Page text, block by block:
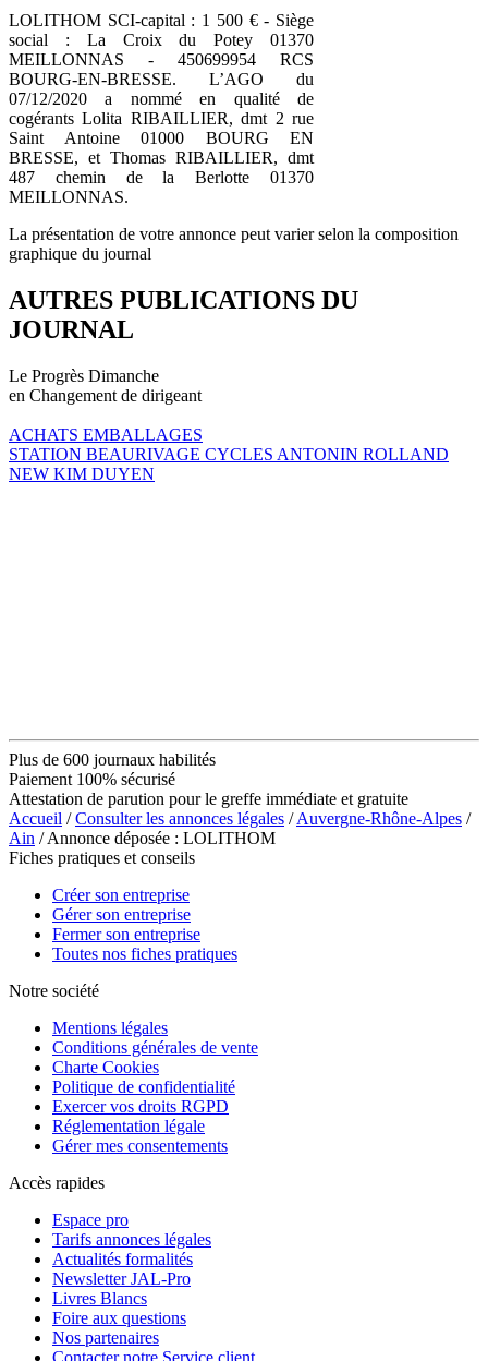
LOLITHOM SCI-capital : 1 500 € - Siège
social : La Croix du Potey 01370
MEILLONNAS - 450699954 RCS
BOURG-EN-BRESSE. L’AGO du
07/12/2020 a nommé en qualité de
cogérants Lolita RIBAILLIER, dmt 2 rue
Saint Antoine 01000 BOURG EN
BRESSE, et Thomas RIBAILLIER, dmt
487 chemin de la Berlotte 01370
MEILLONNAS.
La présentation de votre annonce peut varier selon la composition
graphique du journal
AUTRES PUBLICATIONS DU
JOURNAL
Le Progrès Dimanche
en Changement de dirigeant
ACHATS EMBALLAGES
STATION BEAURIVAGE CYCLES ANTONIN ROLLAND
NEW KIM DUYEN
Plus de 600 journaux habilités
Paiement 100% sécurisé
Attestation de parution pour le greffe immédiate et gratuite
Accueil /Consulter les annonces légales /Auvergne-Rhône-Alpes /
Ain / Annonce déposée : LOLITHOM
Fiches pratiques et conseils
Créer son entreprise
Gérer son entreprise
Fermer son entreprise
Toutes nos fiches pratiques
Notre société
Mentions légales
Conditions générales de vente
Charte Cookies
Politique de confidentialité
Exercer vos droits RGPD
Réglementation légale
Gérer mes consentements
Accès rapides
Espace pro
Tarifs annonces légales
Actualités formalités
Newsletter JAL-Pro
Livres Blancs
Foire aux questions
Nos partenaires
Contacter notre Service client